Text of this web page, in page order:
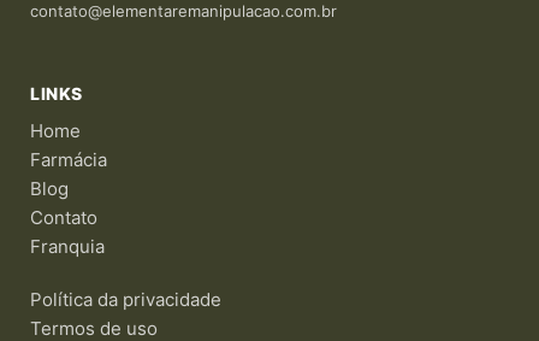
contato@elementaremanipulacao.com.br
LINKS
Home
Farmácia
Blog
Contato
Franquia
Política da privacidade
Termos de uso